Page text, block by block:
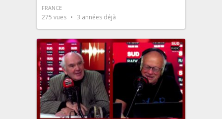
FRANCE
275 vues 3 années déjà